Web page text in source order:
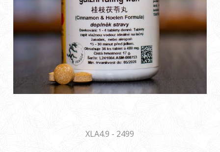
XLA4.9 - 2499